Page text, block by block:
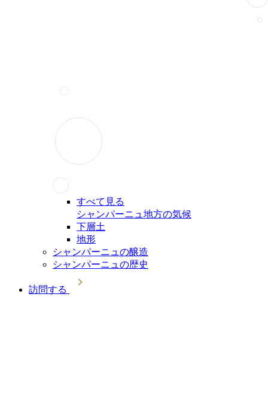
すべて見る
シャンパーニュ地方の気候
下層土
地形
シャンパーニュの醸造
シャンパーニュの歴史
訪問する